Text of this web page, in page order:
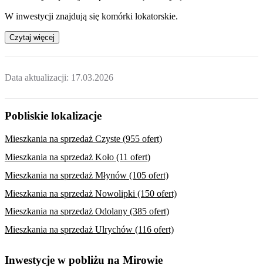
W inwestycji znajdują się komórki lokatorskie.
Czytaj więcej
Data aktualizacji: 17.03.2026
Pobliskie lokalizacje
Mieszkania na sprzedaż Czyste (955 ofert)
Mieszkania na sprzedaż Koło (11 ofert)
Mieszkania na sprzedaż Młynów (105 ofert)
Mieszkania na sprzedaż Nowolipki (150 ofert)
Mieszkania na sprzedaż Odolany (385 ofert)
Mieszkania na sprzedaż Ulrychów (116 ofert)
Inwestycje w pobliżu na Mirowie